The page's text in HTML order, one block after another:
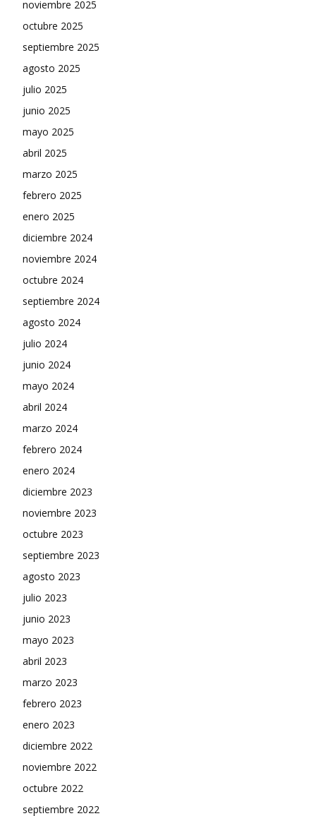
noviembre 2025
octubre 2025
septiembre 2025
agosto 2025
julio 2025
junio 2025
mayo 2025
abril 2025
marzo 2025
febrero 2025
enero 2025
diciembre 2024
noviembre 2024
octubre 2024
septiembre 2024
agosto 2024
julio 2024
junio 2024
mayo 2024
abril 2024
marzo 2024
febrero 2024
enero 2024
diciembre 2023
noviembre 2023
octubre 2023
septiembre 2023
agosto 2023
julio 2023
junio 2023
mayo 2023
abril 2023
marzo 2023
febrero 2023
enero 2023
diciembre 2022
noviembre 2022
octubre 2022
septiembre 2022